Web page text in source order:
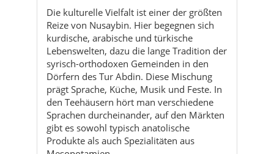
Die kulturelle Vielfalt ist einer der größten
Reize von Nusaybin. Hier begegnen sich
kurdische, arabische und türkische
Lebenswelten, dazu die lange Tradition der
syrisch-orthodoxen Gemeinden in den
Dörfern des Tur Abdin. Diese Mischung
prägt Sprache, Küche, Musik und Feste. In
den Teehäusern hört man verschiedene
Sprachen durcheinander, auf den Märkten
gibt es sowohl typisch anatolische
Produkte als auch Spezialitäten aus